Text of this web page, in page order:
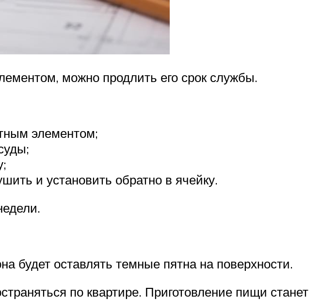
можно продлить его срок службы.
элементом;
и установить обратно в ячейку.
будет оставлять темные пятна на поверхности.
по квартире. Приготовление пищи станет